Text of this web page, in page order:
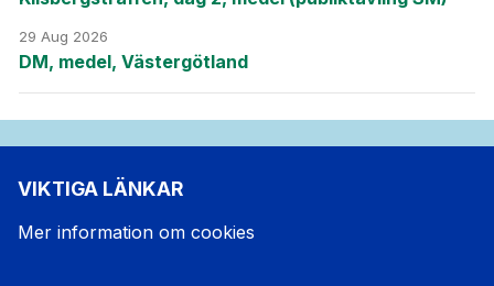
29 Aug 2026
DM, medel, Västergötland
VIKTIGA LÄNKAR
Mer information om cookies